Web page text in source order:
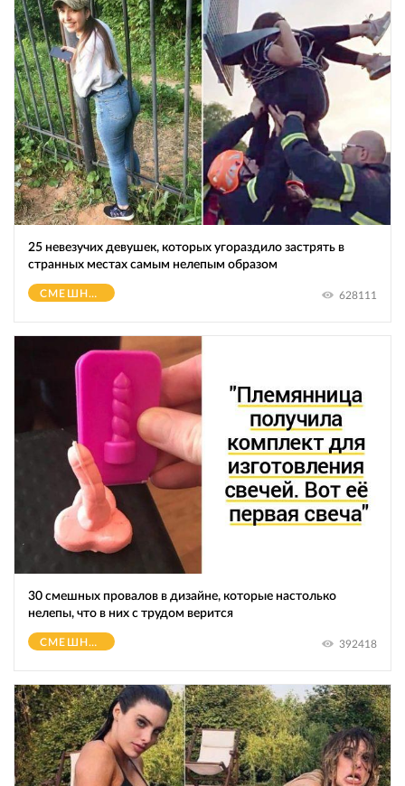
25 невезучих девушек, которых угораздило застрять в
странных местах самым нелепым образом
СМЕШНОЕ 628111
30 смешных провалов в дизайне, которые настолько
нелепы, что в них с трудом верится
СМЕШНОЕ 392418